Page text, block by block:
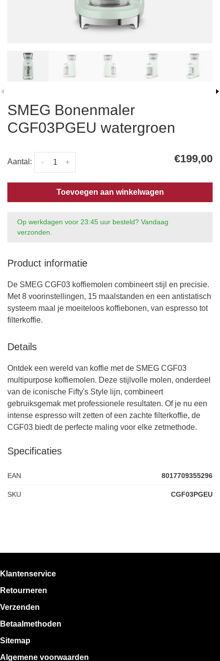
SMEG Bonenmaler
CGF03PGEU watergroen
Aantal: +
- €199,00
Toevoegen aan winkelwagen
Op werkdagen voor 23:45 uur besteld? Vandaag
verzonden.
Product informatie
De SMEG CGF03 koffiemolen combineert stijl en precisie.
Met 8 voorinstellingen, 15 maalstanden en een antistatisch
systeem maal je moeiteloos koffiebonen, van espresso tot
filterkoffie.
Details
Ontdek een wereld van koffie met de SMEG CGF03
multipurpose koffiemolen. Deze stijlvolle molen, onderdeel
van de iconische Fifty's Style lijn, combineert
gebruiksgemak met professionele resultaten. Of je nu een
intense espresso wilt zetten of een zachte filterkoffie, de
CGF03 biedt de perfecte maling voor elke zetmethode.
Specificaties
EAN 8017709355296
SKU CGF03PGEU
Klantenservice
Retourneren
Verzenden
Betaalmethoden
Sitemap
Algemene voorwaarden